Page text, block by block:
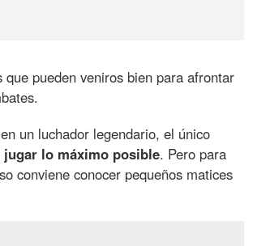
que pueden veniros bien para afrontar
un luchador legendario, el único
jugar lo máximo posible. Pero para
conviene conocer pequeños matices